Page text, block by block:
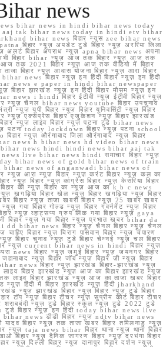
news
bihar news in hindi bihar news today
aaj tak bihar news today in hindi etv bihar
bihar news बिहार न्यूस zee bihar news
बिहार न्यूज़ अपडेट टुडे बिहार न्यूज़ अररिया जिला
अलर्ट बिहार अपराध न्यूज़ apna bihar news अपना
बिहार bihar न्यूज़ आज तक बिहार न्यूज़ आज तक
तक 2021 बिहार न्यूज़ आज तक वीडियो में बिहार
बिहार न्यूज़ आवास योजना बिहार न्यूज़ आरा बिहार
news बिहार न्यूज़ इन हिंदी बिहार न्यूज़ इन हिंदी
news e paper in hindi bihar newspaper
बिहार झारखंड न्यूज़ इन हिंदी बिहार मौसम न्यूज़ इन
news i hindi बिहार ईटीवी न्यूज़ ईटीवी बिहार न्यूज़
न्यूज़ चैनल bihar news youtube बिहार उपचुनाव
न्यूज़ यूपी बिहार न्यूज़ बिहार यूनिवर्सिटी न्यूज़ बिहार
न्यूज़ एक्सप्रेस बिहार एजुकेशन न्यूज़ बिहार झारखंड
न्यूज़ लाइव बिहार न्यूज़ पटना टुडे bihar news
पटना today lockdown बिहार न्यूज़ पटना school
बिहार न्यूज़ औरंगाबाद जिला औरंगाबाद न्यूज़ बिहार
news h bihar news hd video bihar news
news hindi hindi news bihar aaj tak
live bihar news hindi समाचार बिहार न्यूज़
bihar news of gold bihar news of train
bihar news of anganwadi bihar news of
न्यूज़ आरा न्यूज़ बिहार न्यूज़ करंट बिहार न्यूज़ कल का
न्यूज़ बिहार न्यूज़ कांग्रेस बिहार न्यूज़ केसरिया बिहार
बिहार की न्यूज़ बिहार का न्यूज़ आज का k b c news
खगड़िया बिहार खेल न्यूज़ बिहार खगड़िया न्यूज़ बिहार
बिहार न्यूज़ ताजा खबरी बिहार न्यूज़ 25 खबर खबर
न्यूज़ गया बिहार गोल्ड न्यूज़ बिहार गवर्नमेंट न्यूज़ बिहार
न्यूज़ व्हाट्सप्प ग्रुप लिंक गया बिहार न्यूज़ gaya
बिहार न्यूज़ गया बिहार न्यूज़ प्रभात खबर bihar da
bihar news बिहार न्यूज़ चैनल बिहार न्यूज़ चैनल
चाहिए बिहार न्यूज़ चिराग पासवान बिहार न्यूज़ चंपारण
न्यूज़ बिहार चुनाव न्यूज़ टुडे बिहार चेन्नई न्यूज़ चल बिहार
न्यूज़ current bihar news in hindi बिहार न्यूज़
news बिहार न्यूज़ जमुई बिहार न्यूज़ जयनगर बिहार
न्यूज़ बिहार जॉब न्यूज़ बिहार ज़ी न्यूज़ बिहार
news बिहार न्यूज़ झारखंड बिहार-झारखंड न्यूज़
लाइव बिहार झारखंड न्यूज़ आज का बिहार झारखंड न्यूज़
लाइव बिहार झारखंड न्यूज़ आज का ताजा खबर बिहार
हिंदी में बिहार झारखंड न्यूज़ हिंदी jharkhand
न्यूज़ झारखंड बिहार न्यूज़ बिहार न्यूज़ टुडे बिहार
टॉप न्यूज़ बिहार टीचर न्यूज़ सुप्रीम कोर्ट बिहार टीचर
शराबबंदी न्यूज़ टुडे बिहार स्कूल न्यूज़ टुडे 2022 टुडे
टुडे बिहार न्यूज़ इन हिंदी today bihar news live
news डीडी बिहार न्यूज़ ndtv bihar news
यादव बिहार न्यूज़ तक ताजा खबर बिहार तमिलनाडु न्यूज़
न्यूज़ taja news bihar बिहार थाना न्यूज़ थाना बिहार
बिहार न्यूज़ दैनिक जागरण बिहार न्यूज़ दरभंगा बिहार
न्यूज़ दिल्ली बिहार न्यूज़ दानापुर बिहार दर्शन न्यूज़